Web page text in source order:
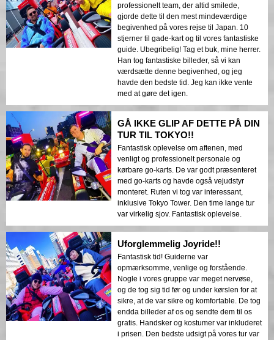
professionelt team, der altid smilede,
gjorde dette til den mest mindeværdige
begivenhed på vores rejse til Japan. 10
stjerner til gade-kart og til vores fantastiske
guide. Ubegribelig! Tag et buk, mine herrer.
Han tog fantastiske billeder, så vi kan
værdsætte denne begivenhed, og jeg
havde den bedste tid. Jeg kan ikke vente
med at gøre det igen.
GÅ IKKE GLIP AF DETTE PÅ DIN
TUR TIL TOKYO!!
Fantastisk oplevelse om aftenen, med
venligt og professionelt personale og
kørbare go-karts. De var godt præsenteret
med go-karts og havde også vejudstyr
monteret. Ruten vi tog var interessant,
inklusive Tokyo Tower. Den time lange tur
var virkelig sjov. Fantastisk oplevelse.
Uforglemmelig Joyride!!
Fantastisk tid! Guiderne var
opmærksomme, venlige og forstående.
Nogle i vores gruppe var meget nervøse,
og de tog sig tid før og under kørslen for at
sikre, at de var sikre og komfortable. De tog
endda billeder af os og sendte dem til os
gratis. Handsker og kostumer var inkluderet
i prisen. Den bedste udsigt på vores tur var